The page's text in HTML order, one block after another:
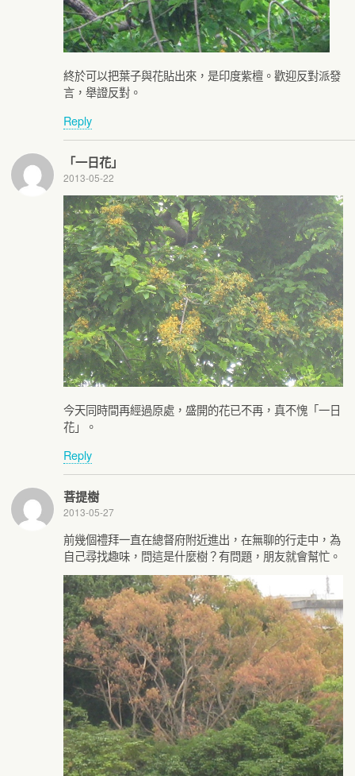
終於可以把葉子與花貼出來，是印度紫檀。歡迎反對派發
言，舉證反對。
Reply
「一日花」
2013-05-22
今天同時間再經過原處，盛開的花已不再，真不愧「一日
花」。
Reply
菩提樹
2013-05-27
前幾個禮拜一直在總督府附近進出，在無聊的行走中，為
自己尋找趣味，問這是什麼樹？有問題，朋友就會幫忙。